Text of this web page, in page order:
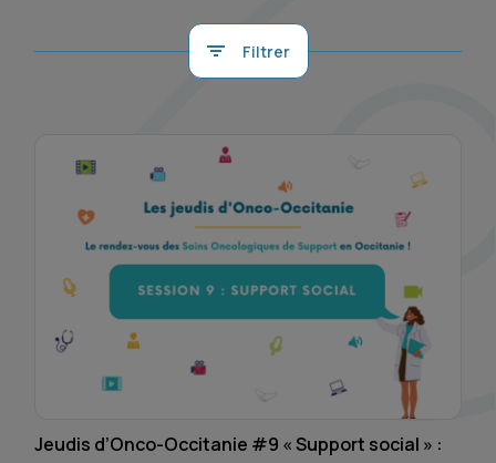
Filtrer
Jeudis d’Onco-Occitanie #9 « Support social » :